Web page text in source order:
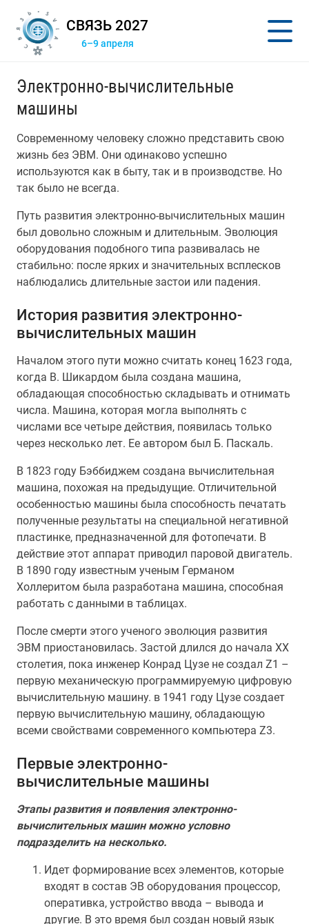
СВЯЗЬ 2027
6–9 апреля
Электронно-вычислительные
машины
Современному человеку сложно представить свою
жизнь без ЭВМ. Они одинаково успешно
используются как в быту, так и в производстве. Но
так было не всегда.
Путь развития электронно-вычислительных машин
был довольно сложным и длительным. Эволюция
оборудования подобного типа развивалась не
стабильно: после ярких и значительных всплесков
наблюдались длительные застои или падения.
История развития электронно-
вычислительных машин
Началом этого пути можно считать конец 1623 года,
когда В. Шикардом была создана машина,
обладающая способностью складывать и отнимать
числа. Машина, которая могла выполнять с
числами все четыре действия, появилась только
через несколько лет. Ее автором был Б. Паскаль.
В 1823 году Бэббиджем создана вычислительная
машина, похожая на предыдущие. Отличительной
особенностью машины была способность печатать
полученные результаты на специальной негативной
пластинке, предназначенной для фотопечати. В
действие этот аппарат приводил паровой двигатель.
В 1890 году известным ученым Германом
Холлеритом была разработана машина, способная
работать с данными в таблицах.
После смерти этого ученого эволюция развития
ЭВМ приостановилась. Застой длился до начала XX
столетия, пока инженер Конрад Цузе не создал Z1 –
первую механическую программируемую цифровую
вычислительную машину. в 1941 году Цузе создает
первую вычислительную машину, обладающую
всеми свойствами современного компьютера Z3.
Первые электронно-
вычислительные машины
Этапы развития и появления электронно-
вычислительных машин можно условно
подразделить на несколько.
Идет формирование всех элементов, которые
входят в состав ЭВ оборудования процессор,
оперативка, устройство ввода – вывода и
другие. В это время был создан новый язык